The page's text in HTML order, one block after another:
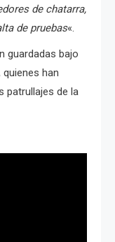
de chatarra,
de pruebas«.
guardadas bajo
han
patrullajes de la